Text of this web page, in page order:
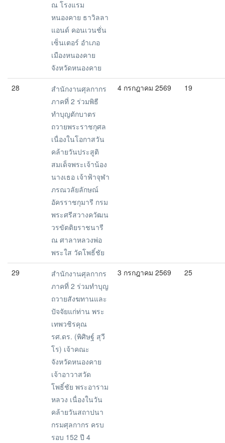
ณ โรงแรม
หนองคาย ธาวิลลา
แอนด์ คอนเวนชั่น
เซ็นเตอร์ อำเภอ
เมืองหนองคาย
จังหวัดหนองคาย
28
สำนักงานศุลกากร
ภาคที่ 2 ร่วมพิธี
ทำบุญตักบาตร
ถวายพระราชกุศล
เนื่องในโอกาสวัน
คล้ายวันประสูติ
สมเด็จพระเจ้าน้อง
นางเธอ เจ้าฟ้าจุฬา
ภรณวลัยลักษณ์
อัครราชกุมารี กรม
พระศรีสวางควัฒน
วรขัตติยราชนารี
ณ ศาลาหลวงพ่อ
พระใส วัดโพธิ์ชัย
4 กรกฎาคม 2569 19
29
สำนักงานศุลกากร
ภาคที่ 2 ร่วมทำบุญ
ถวายสังฆทานและ
ปัจจัยแก่ท่าน พระ
เทพวชิรคุณ
รศ.ดร. (พิศิษฐ์ สุวี
โร) เจ้าคณะ
จังหวัดหนองคาย
เจ้าอาวาสวัด
โพธิ์ชัย พระอาราม
หลวง เนื่องในวัน
คล้ายวันสถาปนา
กรมศุลกากร ครบ
รอบ 152 ปี 4
3 กรกฎาคม 2569 25